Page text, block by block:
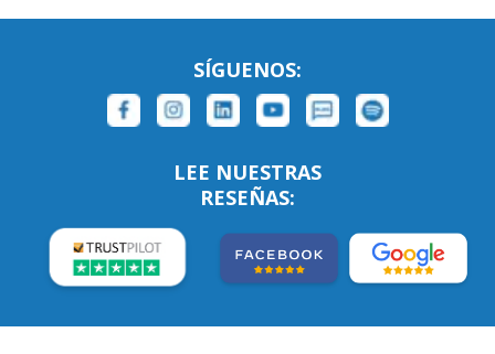
SÍGUENOS:
LEE NUESTRAS
RESEÑAS: